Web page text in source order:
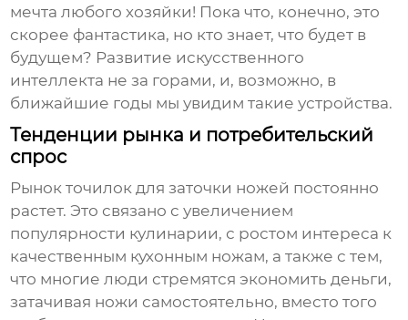
мечта любого хозяйки! Пока что, конечно, это
скорее фантастика, но кто знает, что будет в
будущем? Развитие искусственного
интеллекта не за горами, и, возможно, в
ближайшие годы мы увидим такие устройства.
Тенденции рынка и потребительский
спрос
Рынокточилок для заточки ножей постоянно
растет. Это связано с увеличением
популярности кулинарии, с ростом интереса к
качественным кухонным ножам, а также с тем,
что многие люди стремятся экономить деньги,
затачивая ножи самостоятельно, вместо того